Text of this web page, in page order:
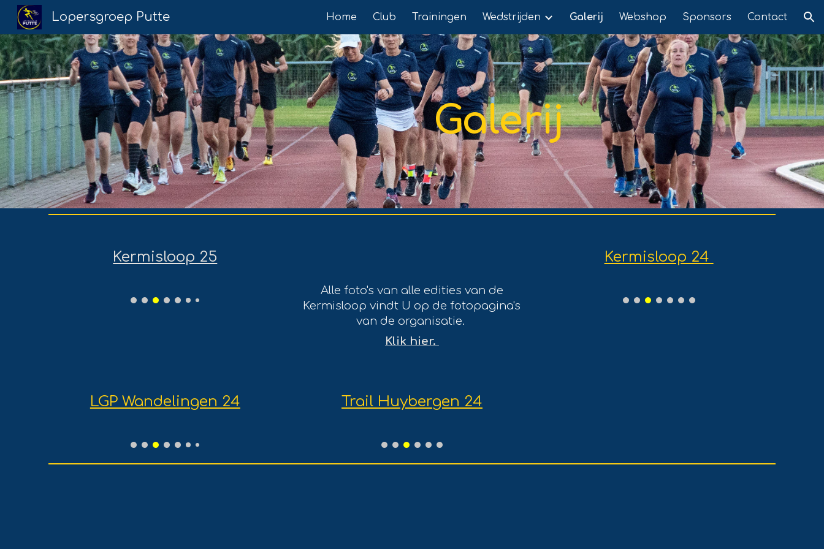
Skip to main content Skip to navigation
Lopersgroep Putte Home Club Trainingen Wedstrijden Galerij Webshop Sponsors Contact
Galerij
Kermisloop 25
Alle foto's van alle edities van de
Kermisloop vindt U op de fotopagina's
van de organisatie.
Klik hier.
Kermisloop 24
LGP Wandelingen 24 Trail Huybergen 24